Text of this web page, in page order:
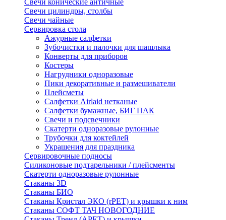
Свечи конические античные
Свечи цилиндры, столбы
Свечи чайные
Сервировка стола
Ажурные салфетки
Зубочистки и палочки для шашлыка
Конверты для приборов
Костеры
Нагрудники одноразовые
Пики декоративные и размешиватели
Плейсметы
Салфетки Airlaid нетканые
Салфетки бумажные, БИГ ПАК
Свечи и подсвечники
Скатерти одноразовые рулонные
Трубочки для коктейлей
Украшения для праздника
Сервировочные подносы
Силиконовые подтарельники / плейсменты
Скатерти одноразовые рулонные
Стаканы 3D
Стаканы БИО
Стаканы Кристал ЭКО (rPET) и крышки к ним
Стаканы СОФТ ТАЧ НОВОГОДНИЕ